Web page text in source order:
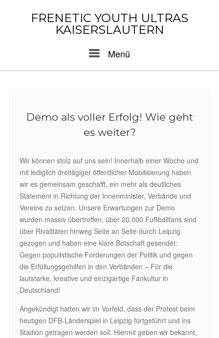
FRENETIC YOUTH ULTRAS
KAISERSLAUTERN
Menü
Demo als voller Erfolg! Wie geht
es weiter?
Wir können stolz auf uns sein! Innerhalb einer Woche und
mit lediglich dreitägiger öffentlicher Mobilisierung haben
wir es gemeinsam geschafft, ein mehr als deutliches
Statement in Richtung der Innenminister, Verbände und
Vereine zu setzen. Unsere Erwartungen zur Demo
wurden massiv übertroffen, über 20.000 Fußballfans sind
über Rivalitäten hinweg Seite an Seite durch Leipzig
gezogen und haben eine klare Botschaft gesendet:
Gegen populistische Forderungen der Politik und gegen
die Erfüllungsgehilfen in den Verbänden – Für die
lautstarke, kreative und einzigartige Fankultur in
Deutschland!
Angekündigt hatten wir im Vorfeld, dass der Protest beim
heutigen DFB-Länderspiel in Leipzig fortgeführt und ins
Stadion getragen werden soll. Hiermit geben wir bekannt,